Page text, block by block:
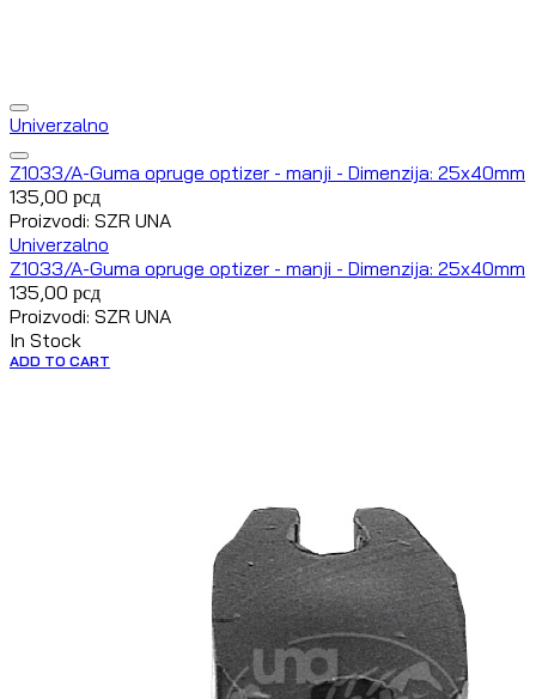
Univerzalno
Z1033/A-Guma opruge optizer - manji - Dimenzija: 25x40mm
135,00 рсд
Proizvodi: SZR UNA
Univerzalno
Z1033/A-Guma opruge optizer - manji - Dimenzija: 25x40mm
135,00 рсд
Proizvodi: SZR UNA
In Stock
ADD TO CART